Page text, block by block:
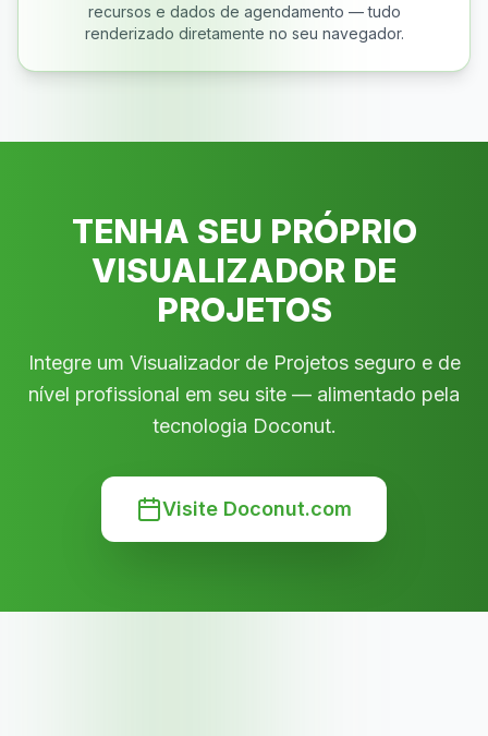
recursos e dados de agendamento — tudo
renderizado diretamente no seu navegador.
TENHA SEU PRÓPRIO
VISUALIZADOR DE
PROJETOS
Integre um Visualizador de Projetos seguro e de
nível profissional em seu site — alimentado pela
tecnologia Doconut.
Visite Doconut.com